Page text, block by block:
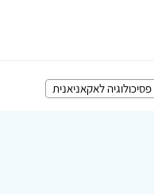
פסיכולוגיה לאקאניאנית